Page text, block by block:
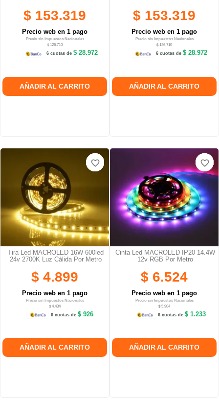
$ 153.319
Precio web en 1 pago
Precio sin Impuestos Nacionales
$ 126.710
6 cuotas de$ 28.972
AÑADIR AL CARRITO
$ 153.319
Precio web en 1 pago
Precio sin Impuestos Nacionales
$ 126.710
6 cuotas de$ 28.972
AÑADIR AL CARRITO
Tira Led MACROLED 16W 600led
24v 2700K Luz Cálida Por Metro
$ 4.899
Precio web en 1 pago
Precio sin Impuestos Nacionales
$ 4.434
6 cuotas de$ 926
AÑADIR AL CARRITO
favorite_border
favorite_border
favorite_border
Cinta Led MACROLED IP20 14.4W
12v RGB Por Metro
$ 6.524
Precio web en 1 pago
Precio sin Impuestos Nacionales
$ 5.904
6 cuotas de $ 1.233
AÑADIR AL CARRITO
favorite_border
favorite_border
favorite_border